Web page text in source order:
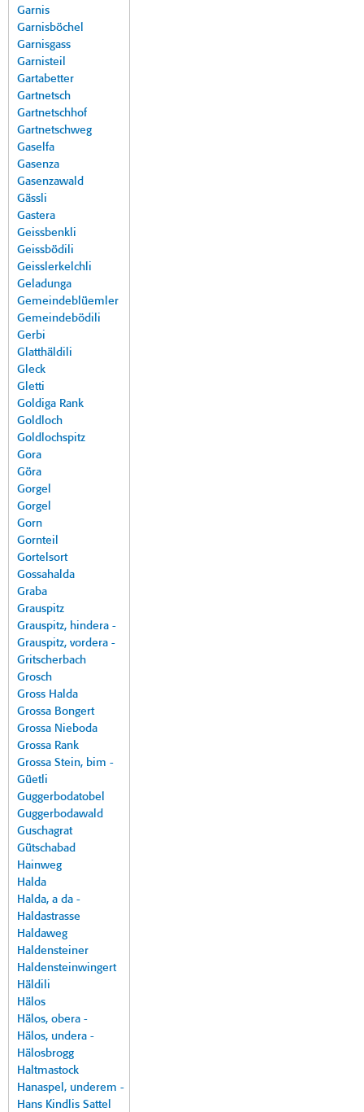
Garnis
Garnisböchel
Garnisgass
Garnisteil
Gartabetter
Gartnetsch
Gartnetschhof
Gartnetschweg
Gaselfa
Gasenza
Gasenzawald
Gässli
Gastera
Geissbenkli
Geissbödili
Geisslerkelchli
Geladunga
Gemeindeblüemler
Gemeindebödili
Gerbi
Glatthäldili
Gleck
Gletti
Goldiga Rank
Goldloch
Goldlochspitz
Gora
Göra
Gorgel
Gorgel
Gorn
Gornteil
Gortelsort
Gossahalda
Graba
Grauspitz
Grauspitz, hindera -
Grauspitz, vordera -
Gritscherbach
Grosch
Gross Halda
Grossa Bongert
Grossa Nieboda
Grossa Rank
Grossa Stein, bim -
Güetli
Guggerbodatobel
Guggerbodawald
Guschagrat
Gütschabad
Hainweg
Halda
Halda, a da -
Haldastrasse
Haldaweg
Haldensteiner
Haldensteinwingert
Häldili
Hälos
Hälos, obera -
Hälos, undera -
Hälosbrogg
Haltmastock
Hanaspel, underem -
Hans Kindlis Sattel